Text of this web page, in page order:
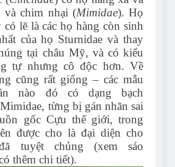
và chim nhại (Mimidae). Họ
lẽ là các họ hàng còn sinh
của họ Sturnidae và thay
tại châu Mỹ, và có kiểu
tự nhưng cô độc hơn. Về
cũng rất giống – các mẫu
nào đó có dạng bạch
từng bị gán nhãn sai
gốc Cựu thế giới, trong
được cho là đại diện cho
tuyệt chủng (xem sáo
thêm chi tiết).